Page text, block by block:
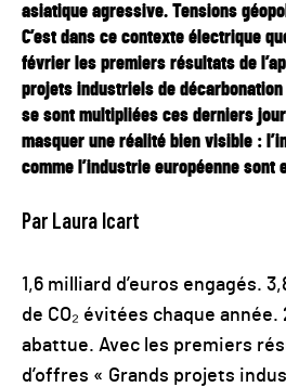
asiatique agressive. Tensions
C’est dans ce contexte électrique
février les premiers résultats de
projets industriels de
se sont multipliées ces derniers
masquer une réalité bien visible :
comme l’industrie européenne sont
Par Laura Icart
1,6 milliard d’euros engagés.
de CO₂ évitées chaque
abattue. Avec les premiers
d’offres « Grands projets